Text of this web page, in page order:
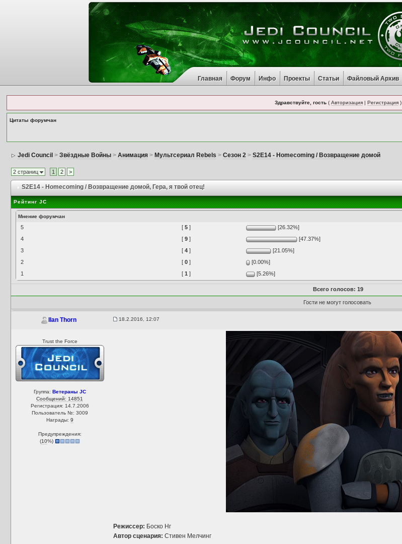
Главная Форум Инфо Проекты Статьи Файловый Архив
Здравствуйте, гость( Авторизация| Регистрация)
Цитаты форумчан
Jedi Council > Звёздные Войны> Анимация> Мультсериал Rebels > Сезон 2> S2E14 - Homecoming / Возвращение домой
2 страниц 1 2 >
S2E14 - Homecoming / Возвращение домой, Гера, я твой отец!
Рейтинг JC
Мнение форумчан
5 [ 5]
[26.32%]
4
[ 9]
[47.37%]
3
[ 4]
[21.05%]
2
[ 0]
[0.00%]
1
[ 1 ] [5.26%]
Всего голосов: 19
Гости не могут голосовать
Ilan Thorn 18.2.2016, 12:07
Trust the Force
Группа: Ветераны JC
Сообщений: 14851
Регистрация: 14.7.2006
Пользователь №: 3009
Награды: 9
Предупреждения:
(10%)
Режиссер: Боско Нг
Автор сценария: Стивен Мелчинг